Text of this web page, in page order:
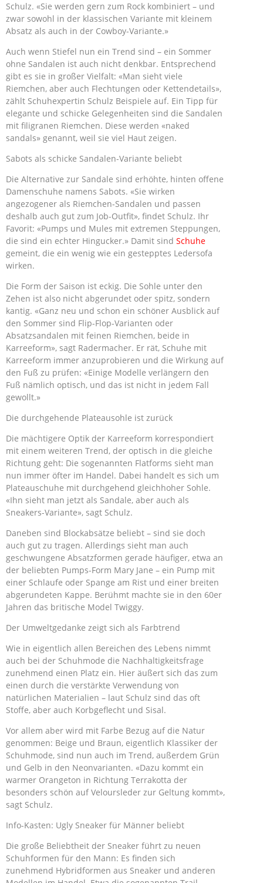
Schulz. «Sie werden gern zum Rock kombiniert – und
zwar sowohl in der klassischen Variante mit kleinem
Absatz als auch in der Cowboy-Variante.»
Auch wenn Stiefel nun ein Trend sind – ein Sommer
ohne Sandalen ist auch nicht denkbar. Entsprechend
gibt es sie in großer Vielfalt: «Man sieht viele
Riemchen, aber auch Flechtungen oder Kettendetails»,
zählt Schuhexpertin Schulz Beispiele auf. Ein Tipp für
elegante und schicke Gelegenheiten sind die Sandalen
mit filigranen Riemchen. Diese werden «naked
sandals» genannt, weil sie viel Haut zeigen.
Sabots als schicke Sandalen-Variante beliebt
Die Alternative zur Sandale sind erhöhte, hinten offene
Damenschuhe namens Sabots. «Sie wirken
angezogener als Riemchen-Sandalen und passen
deshalb auch gut zum Job-Outfit», findet Schulz. Ihr
Favorit: «Pumps und Mules mit extremen Steppungen,
die sind ein echter Hingucker.» Damit sind Schuhe
gemeint, die ein wenig wie ein gestepptes Ledersofa
wirken.
Die Form der Saison ist eckig. Die Sohle unter den
Zehen ist also nicht abgerundet oder spitz, sondern
kantig. «Ganz neu und schon ein schöner Ausblick auf
den Sommer sind Flip-Flop-Varianten oder
Absatzsandalen mit feinen Riemchen, beide in
Karreeform», sagt Radermacher. Er rät, Schuhe mit
Karreeform immer anzuprobieren und die Wirkung auf
den Fuß zu prüfen: «Einige Modelle verlängern den
Fuß nämlich optisch, und das ist nicht in jedem Fall
gewollt.»
Die durchgehende Plateausohle ist zurück
Die mächtigere Optik der Karreeform korrespondiert
mit einem weiteren Trend, der optisch in die gleiche
Richtung geht: Die sogenannten Flatforms sieht man
nun immer öfter im Handel. Dabei handelt es sich um
Plateauschuhe mit durchgehend gleichhoher Sohle.
«Ihn sieht man jetzt als Sandale, aber auch als
Sneakers-Variante», sagt Schulz.
Daneben sind Blockabsätze beliebt – sind sie doch
auch gut zu tragen. Allerdings sieht man auch
geschwungene Absatzformen gerade häufiger, etwa an
der beliebten Pumps-Form Mary Jane – ein Pump mit
einer Schlaufe oder Spange am Rist und einer breiten
abgerundeten Kappe. Berühmt machte sie in den 60er
Jahren das britische Model Twiggy.
Der Umweltgedanke zeigt sich als Farbtrend
Wie in eigentlich allen Bereichen des Lebens nimmt
auch bei der Schuhmode die Nachhaltigkeitsfrage
zunehmend einen Platz ein. Hier äußert sich das zum
einen durch die verstärkte Verwendung von
natürlichen Materialien – laut Schulz sind das oft
Stoffe, aber auch Korbgeflecht und Sisal.
Vor allem aber wird mit Farbe Bezug auf die Natur
genommen: Beige und Braun, eigentlich Klassiker der
Schuhmode, sind nun auch im Trend, außerdem Grün
und Gelb in den Neonvarianten. «Dazu kommt ein
warmer Orangeton in Richtung Terrakotta der
besonders schön auf Veloursleder zur Geltung kommt»,
sagt Schulz.
Info-Kasten: Ugly Sneaker für Männer beliebt
Die große Beliebtheit der Sneaker führt zu neuen
Schuhformen für den Mann: Es finden sich
zunehmend Hybridformen aus Sneaker und anderen